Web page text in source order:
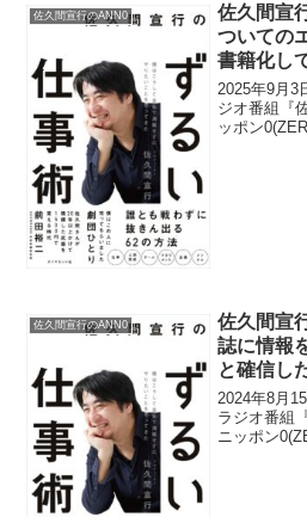
佐久間宣行のANN0
佐久間宣
ついての
書籍化し
Netflixに
2025年9月3
ジオ番組『
ッポン
佐久間宣行のANN0
佐久間宣
誌に情報
と確信し
結婚の報
2024年8月
ラジオ番組
ニッポン